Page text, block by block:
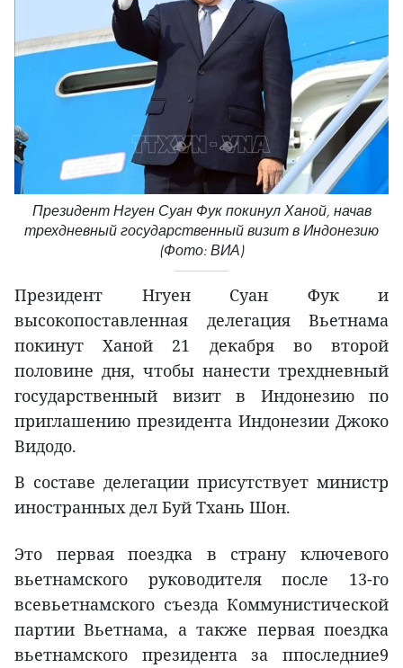
Президент Нгуен Суан Фук покинул Ханой, начав
трехдневный государственный визит в Индонезию
(Фото: ВИА)
Президент Нгуен Суан Фук и
высокопоставленная делегация Вьетнама
покинут Ханой 21 декабря во второй
половине дня, чтобы нанести трехдневный
государственный визит в Индонезию по
приглашению президента Индонезии Джоко
Видодо.
В составе делегации присутствует министр
иностранных дел Буй Тхань Шон.
Это первая поездка в страну ключевого
вьетнамского руководителя после 13-го
всевьетнамского съезда Коммунистической
партии Вьетнама, а также первая поездка
вьетнамского президента за ппоследние9